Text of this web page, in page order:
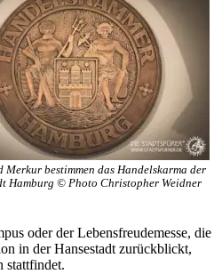
Merkur bestimmen das Han­dels­k­arma der
Ham­burg © Photo Chri­sto­pher Weidner
oder der Lebens­freu­de­messe, die
in der Han­se­stadt zurück­blickt,
stattfindet.